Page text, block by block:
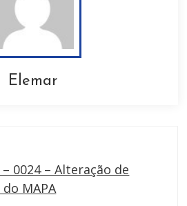
Elemar
0024 – Alteração de
MAPA